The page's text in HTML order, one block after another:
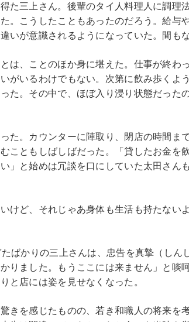
た三上さん。後輩のタイ人料理人に調理
。こうしたこともあったのだろう。給与
いが意識されるようになっていた。間も
は、ことのほか身に堪えた。仕事が終わ
がいるわけでもない。次第に飲み歩くよ
た。その中で、ほぼ入り浸り状態だった
た。カウンターに陣取り、閉店の時間ま
こともしばしばだった。「貸したお金を
」と始めは冗談を口にしていた太田さん
けど、それじゃあ身体も生活も持たない
ばかりの三上さんは、忠告を真摯（しん
りました。もうここには来ません」と啖
と店には姿を見せなくなった。
きを感じたものの、若き和職人の将来を